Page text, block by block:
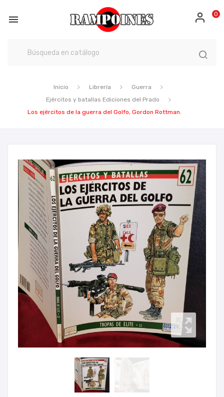
 0
Inicio Librería
Guerra
Ejércitos y batallas Ediciones del Prado
Los ejércitos de la guerra del Golfo, Gordon Rottman.